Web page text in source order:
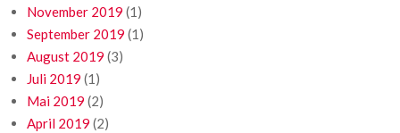
November 2019 (1)
September 2019 (1)
August 2019 (3)
Juli 2019 (1)
Mai 2019 (2)
April 2019 (2)